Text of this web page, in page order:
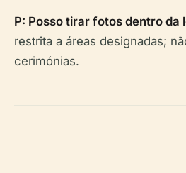
P: Posso tirar fotos dentro da
restrita a áreas designadas;
cerimónias.